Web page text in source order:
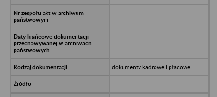
dokumenty kadrowe i płacowe